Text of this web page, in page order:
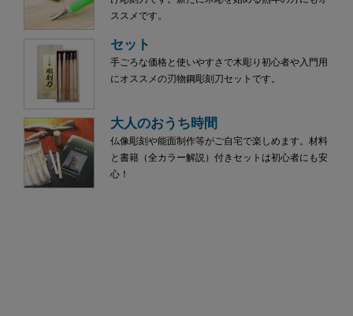
ススメです。
セット
手ごろな価格と使いやすさで木彫り初心者や入門用
にオススメの刃物鋼彫刻刀セットです。
大人のおうち時間
仏像彫刻や能面制作等がご自宅で楽しめます。材料
と書籍（全カラー解説）付きセットは初心者にも安
心！